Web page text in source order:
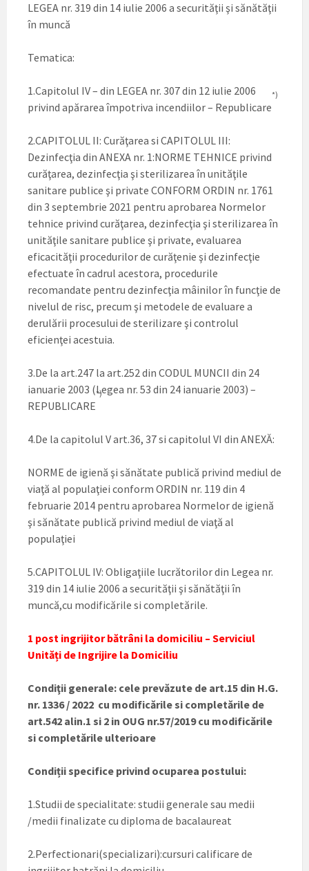
LEGEA nr. 319 din 14 iulie 2006 a securităţii şi sănătăţii
în muncă
Tematica:
1.Capitolul IV – din LEGEA nr. 307 din 12 iulie 2006
privind apărarea împotriva incendiilor – Republicare
*)
2.CAPITOLUL II: Curăţarea si CAPITOLUL III:
Dezinfecţia din ANEXA nr. 1:NORME TEHNICE privind
curăţarea, dezinfecţia şi sterilizarea în unităţile
sanitare publice şi private CONFORM ORDIN nr. 1761
din 3 septembrie 2021 pentru aprobarea Normelor
tehnice privind curăţarea, dezinfecţia şi sterilizarea în
unităţile sanitare publice şi private, evaluarea
eficacităţii procedurilor de curăţenie şi dezinfecţie
efectuate în cadrul acestora, procedurile
recomandate pentru dezinfecţia mâinilor în funcţie de
nivelul de risc, precum şi metodele de evaluare a
derulării procesului de sterilizare şi controlul
eficienţei acestuia.
3.De la art.247 la art.252 din CODUL MUNCII din 24
ianuarie 2003 (Legea nr. 53 din 24 ianuarie 2003) –
REPUBLICARE
*)
4.De la capitolul V art.36, 37 si capitolul VI din ANEXĂ:
NORME de igienă şi sănătate publică privind mediul de
viaţă al populaţiei conform ORDIN nr. 119 din 4
februarie 2014 pentru aprobarea Normelor de igienă
şi sănătate publică privind mediul de viaţă al
populaţiei
5.CAPITOLUL IV: Obligaţiile lucrătorilor din Legea nr.
319 din 14 iulie 2006 a securităţii şi sănătăţii în
muncă,cu modificările si completările.
1 post ingrijitor bătrâni la domiciliu – Serviciul
Unități de Ingrijire la Domiciliu
Condiţii generale: cele prevăzute de art.15 din H.G.
nr. 1336 / 2022 cu modificările si completările de
art.542 alin.1 si 2 in OUG nr.57/2019 cu modificările
si completările ulterioare
Condiții specifice privind ocuparea postului:
1.Studii de specialitate: studii generale sau medii
/medii finalizate cu diploma de bacalaureat
2.Perfectionari(specializari):cursuri calificare de